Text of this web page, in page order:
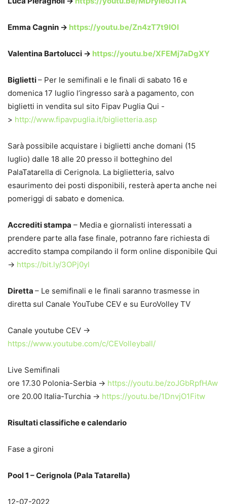
Emma Cagnin -> https://youtu.be/Zn4zT7t9IOI
Valentina Bartolucci -> https://youtu.be/XFEMj7aDgXY
Biglietti– Per le semifinali e le finali di sabato 16 e
domenica 17 luglio l’ingresso sarà a pagamento, con
biglietti in vendita sul sito Fipav Puglia Qui -
> http://www.fipavpuglia.it/biglietteria.asp
Sarà possibile acquistare i biglietti anche domani (15
luglio) dalle 18 alle 20 presso il botteghino del
PalaTatarella di Cerignola. La biglietteria, salvo
esaurimento dei posti disponibili, resterà aperta anche nei
pomeriggi di sabato e domenica.
Accrediti stampa – Media e giornalisti interessati a
prendere parte alla fase finale, potranno fare richiesta di
accredito stampa compilando il form online disponibile Qui
-> https://bit.ly/3OPj0yl
Diretta – Le semifinali e le finali saranno trasmesse in
diretta sul Canale YouTube CEV e su EuroVolley TV
Canale youtube CEV ->
https://www.youtube.com/c/CEVolleyball/
Live Semifinali
ore 17.30 Polonia-Serbia -> https://youtu.be/zoJGbRpfHAw
ore 20.00 Italia-Turchia -> https://youtu.be/1DnvjO1Fitw
Risultati classifiche e calendario
Fase a gironi
Pool 1 – Cerignola (Pala Tatarella)
12-07-2022